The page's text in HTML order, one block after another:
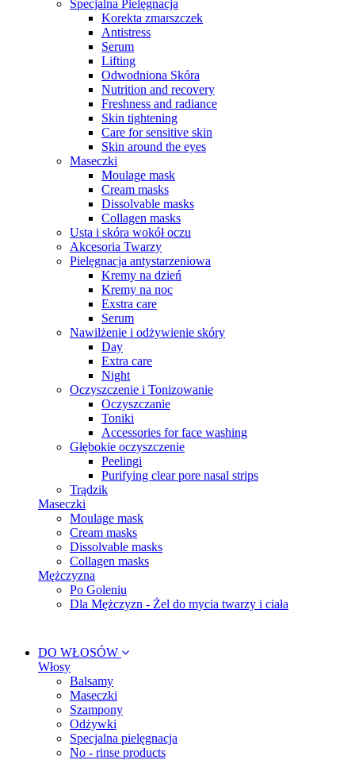
Specjalna Pielęgnacja
Korekta zmarszczek
Antistress
Serum
Lifting
Odwodniona Skóra
Nutrition and recovery
Freshness and radiance
Skin tightening
Care for sensitive skin
Skin around the eyes
Maseczki
Moulage mask
Cream masks
Dissolvable masks
Collagen masks
Usta i skóra wokół oczu
Akcesoria Twarzy
Pielęgnacja antystarzeniowa
Kremy na dzień
Kremy na noc
Exstra care
Serum
Nawilżenie i odżywienie skóry
Day
Extra care
Night
Oczyszczenie i Tonizowanie
Oczyszczanie
Toniki
Accessories for face washing
Głębokie oczyszczenie
Peelingi
Purifying clear pore nasal strips
Trądzik
Maseczki
Moulage mask
Cream masks
Dissolvable masks
Collagen masks
Mężczyzna
Po Goleniu
Dla Mężczyzn - Żel do mycia twarzy i ciała
DO WŁOSÓW
Włosy
Balsamy
Maseczki
Szampony
Odżywki
Specjalna pielęgnacja
No - rinse products